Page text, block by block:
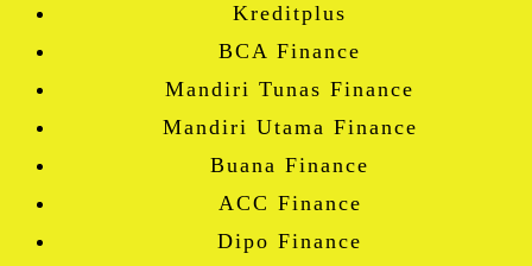
Kreditplus
BCA Finance
Mandiri Tunas Finance
Mandiri Utama Finance
Buana Finance
ACC Finance
Dipo Finance